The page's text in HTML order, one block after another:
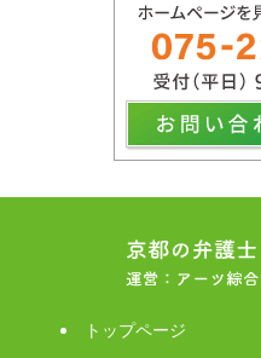
トップページ